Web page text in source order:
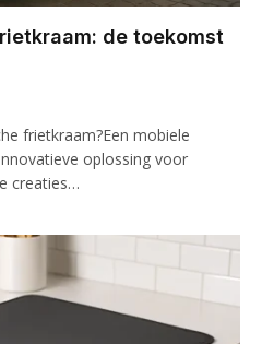
de toekomst
frietkraam?Een mobiele
oplossing voor
creaties…